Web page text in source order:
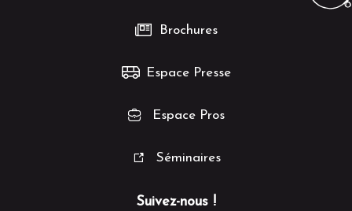
Suivez-nous !
Brochures
Espace Presse
Espace Pros
Séminaires